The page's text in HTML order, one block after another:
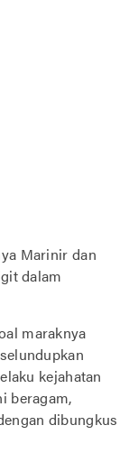
Marinir dan
dalam
maraknya
kejahatan
beragam,
dibungkus